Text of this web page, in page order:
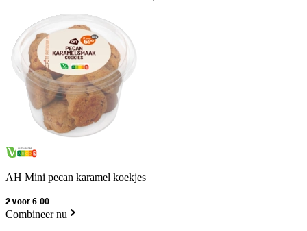
AH Mini pecan karamel koekjes
2 voor 6.00
Combineer nu